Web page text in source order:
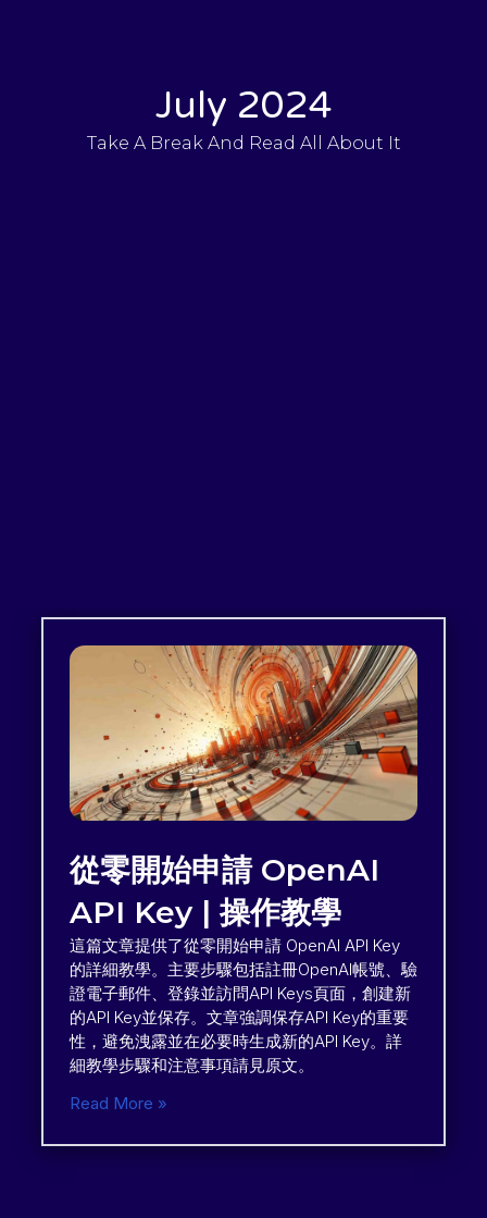
July 2024
Take A Break And Read All About It
從零開始申請 OpenAI
API Key | 操作教學
這篇文章提供了從零開始申請 OpenAI API Key
的詳細教學。主要步驟包括註冊OpenAI帳號、驗
證電子郵件、登錄並訪問API Keys頁面，創建新
的API Key並保存。文章強調保存API Key的重要
性，避免洩露並在必要時生成新的API Key。詳
細教學步驟和注意事項請見原文。
Read More »